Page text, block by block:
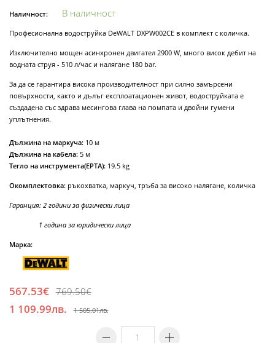
Наличност: В наличност
Професионална водоструйка DeWALT DXPW002CE в комплект с количка.
Изключително мощен асинхронен двигател 2900 W, много висок дебит на
водната струя - 510 л/час и налягане 180 bar.
За да се гарантира висока производителност при силно замърсени
повърхности, както и дълъг експлоатационен живот, водоструйката е
създадена със здрава месингова глава на помпата и двойни гумени
уплътнения.
Дължина на маркуча: 10 м
Дължина на кабела: 5 м
Тегло на инструмента(EPTA): 19.5 kg
Окомплектовка: ръкохватка, маркуч, тръба за високо налягане, количка
Гаранция: 2 години за физически лица
1 година за юридически лица
Марка:
567.53€ 769.50€
1 109.99лв. 1 505.01лв.